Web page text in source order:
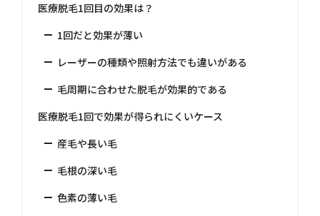
医療脱毛1回目の効果は？
1回だと効果が薄い
レーザーの種類や照射方法でも違いがある
毛周期に合わせた脱毛が効果的である
医療脱毛1回で効果が得られにくいケース
産毛や長い毛
毛根の深い毛
色素の薄い毛